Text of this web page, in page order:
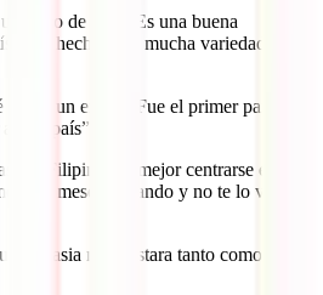
poco de todo. Es una buena
muy hecho para mucha variedad de
un enano. Fue el primer país que
este país”.
en Filipinas es mejor centrarse en una
y meses viajando y no te lo vas a
Malasia nos gustara tanto como nos